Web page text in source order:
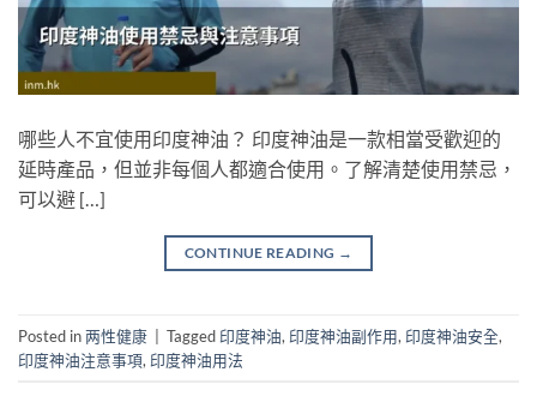
哪些人不宜使用印度神油？ 印度神油是一款相當受歡迎的
延時產品，但並非每個人都適合使用。了解清楚使用禁忌，
可以避 […]
CONTINUE READING →
Posted in两性健康 Tagged 印度神油, 印度神油副作用, 印度神油安全,
印度神油注意事項, 印度神油用法